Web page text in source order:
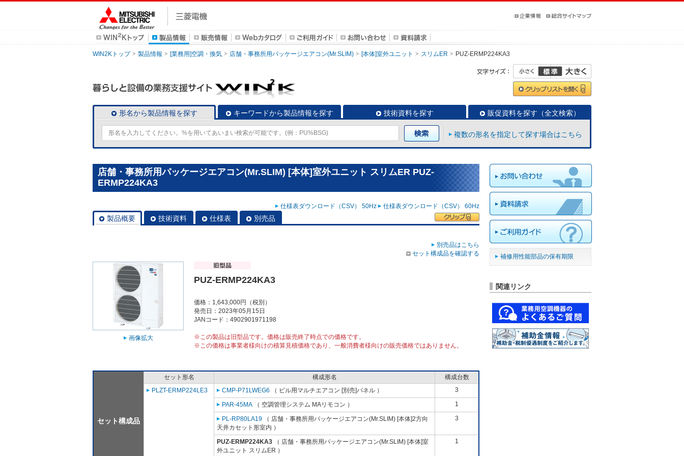
WIN2Kトップ 製品情報 [業務用]空調・換気 店舗・事務所用パッケージエアコン(Mr.SLIM) [本体]室外ユニット スリムER PUZ-ERMP224KA3
形名から製品情報を探す キーワードから製品情報を探す 技術資料を探す 販促資料を探す（全文検索）
複数の形名を指定して探す場合はこちら
店舗・事務所用パッケージエアコン(Mr.SLIM) [本体]室外ユニット スリムER PUZ-
ERMP224KA3
仕様表ダウンロード（CSV） 50Hz 仕様表ダウンロード（CSV） 60Hz
製品概要 技術資料 仕様表 別売品
別売品はこちら
セット構成品を確認する
画像拡大
PUZ-ERMP224KA3
価格：1,643,000円（税別）
発売日：2023年05月15日
JANコード：4902901971198
※この製品は旧型品です。価格は販売終了時点での価格です。
※この価格は事業者様向けの積算見積価格であり、一般消費者様向けの販売価格ではありません。
セット構成品
セット形名 構成形名
構成台数
PLZT-ERMP224LE3
CMP-P71LWEG6 （ ビル用マルチエアコン [別売]パネル ） 3
PAR-45MA （ 空調管理システム MAリモコン ） 1
PL-RP80LA19 （ 店舗・事務所用パッケージエアコン(Mr.SLIM) [本体]2方向
天井カセット形室内 ）
3
PUZ-ERMP224KA3 （ 店舗・事務所用パッケージエアコン(Mr.SLIM) [本体]室
外ユニット スリムER ）
1
補修用性能部品の保有期限
関連リンク